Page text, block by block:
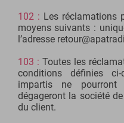
102 : Les réclamations
moyens suivants :
l’adresse
103 :Toutes les
conditions définies
impartis ne
dégageront la société
du client.